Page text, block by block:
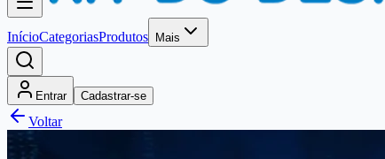
InícioCategoriasProdutos Mais
Entrar Cadastrar-se
Voltar